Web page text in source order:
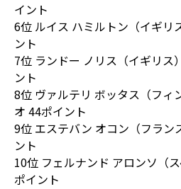
イント
6位 ルイス ハミルトン（イギリ
ント
7位 ランドー ノリス（イギリス
ント
8位 ヴァルテリ ボッタス（フィ
オ 44ポイント
9位 エステバン オコン（フラン
ント
10位 フェルナンド アロンソ（
ポイント